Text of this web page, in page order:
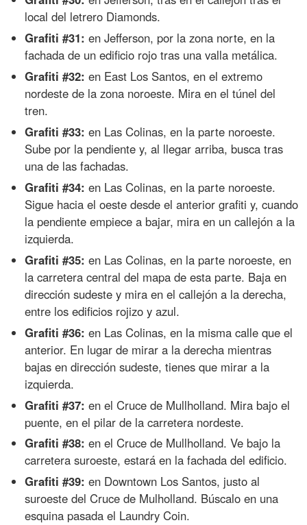
local del letrero Diamonds.
Grafiti #31: en Jefferson, por la zona norte, en la
fachada de un edificio rojo tras una valla metálica.
Grafiti #32: en East Los Santos, en el extremo
nordeste de la zona noroeste. Mira en el túnel del
tren.
Grafiti #33: en Las Colinas, en la parte noroeste.
Sube por la pendiente y, al llegar arriba, busca tras
una de las fachadas.
Grafiti #34: en Las Colinas, en la parte noroeste.
Sigue hacia el oeste desde el anterior grafiti y, cuando
la pendiente empiece a bajar, mira en un callejón a la
izquierda.
Grafiti #35: en Las Colinas, en la parte noroeste, en
la carretera central del mapa de esta parte. Baja en
dirección sudeste y mira en el callejón a la derecha,
entre los edificios rojizo y azul.
Grafiti #36: en Las Colinas, en la misma calle que el
anterior. En lugar de mirar a la derecha mientras
bajas en dirección sudeste, tienes que mirar a la
izquierda.
Grafiti #37: en el Cruce de Mullholland. Mira bajo el
puente, en el pilar de la carretera nordeste.
Grafiti #38: en el Cruce de Mullholland. Ve bajo la
carretera suroeste, estará en la fachada del edificio.
Grafiti #39: en Downtown Los Santos, justo al
suroeste del Cruce de Mulholland. Búscalo en una
esquina pasada el Laundry Coin.